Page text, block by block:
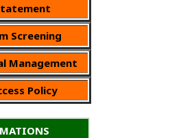
Screening
Management
Policy